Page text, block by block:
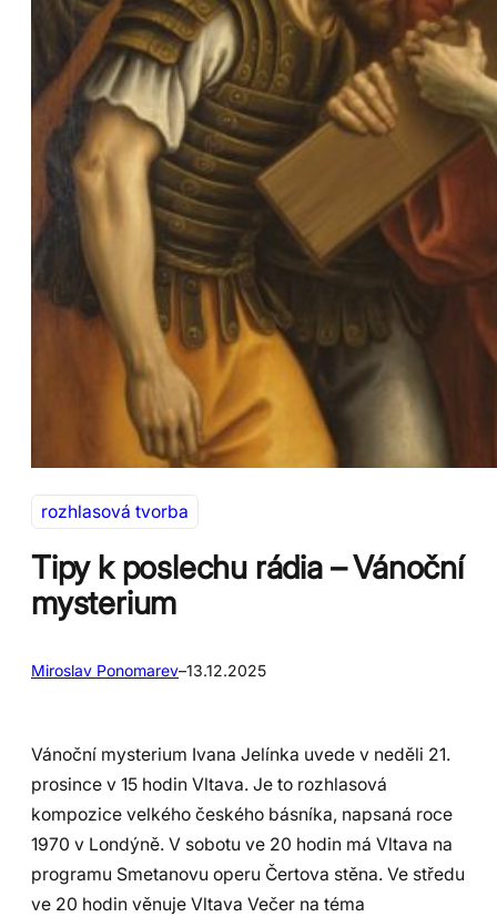
rozhlasová tvorba
Tipy k poslechu rádia – Vánoční
mysterium
Miroslav Ponomarev–13.12.2025
Vánoční mysterium Ivana Jelínka uvede v neděli 21.
prosince v 15 hodin Vltava. Je to rozhlasová
kompozice velkého českého básníka, napsaná roce
1970 v Londýně. V sobotu ve 20 hodin má Vltava na
programu Smetanovu operu Čertova stěna. Ve středu
ve 20 hodin věnuje Vltava Večer na téma